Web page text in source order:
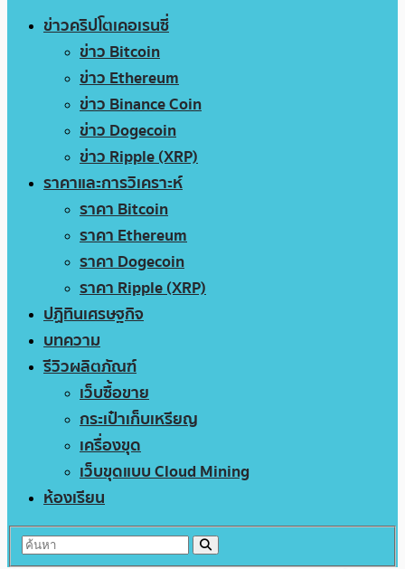
ข่าวคริปโตเคอเรนซี่
ข่าว Bitcoin
ข่าว Ethereum
ข่าว Binance Coin
ข่าว Dogecoin
ข่าว Ripple (XRP)
ราคาและการวิเคราะห์
ราคา Bitcoin
ราคา Ethereum
ราคา Dogecoin
ราคา Ripple (XRP)
ปฏิทินเศรษฐกิจ
บทความ
รีวิวผลิตภัณฑ์
เว็บซื้อขาย
กระเป๋าเก็บเหรียญ
เครื่องขุด
เว็บขุดแบบ Cloud Mining
ห้องเรียน